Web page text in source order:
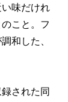
味だけれ
こと。フ
和した、
された同